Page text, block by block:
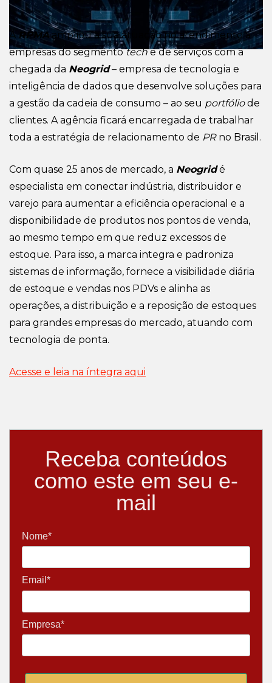
A RPMA ampliou a sua atuação no atendimento a
empresas do segmento tech e de serviços com a
chegada da Neogrid – empresa de tecnologia e
inteligência de dados que desenvolve soluções para
a gestão da cadeia de consumo – ao seu portfólio de
clientes. A agência ficará encarregada de trabalhar
toda a estratégia de relacionamento de PR no Brasil.
Com quase 25 anos de mercado, a Neogrid é
especialista em conectar indústria, distribuidor e
varejo para aumentar a eficiência operacional e a
disponibilidade de produtos nos pontos de venda,
ao mesmo tempo em que reduz excessos de
estoque. Para isso, a marca integra e padroniza
sistemas de informação, fornece a visibilidade diária
de estoque e vendas nos PDVs e alinha as
operações, a distribuição e a reposição de estoques
para grandes empresas do mercado, atuando com
tecnologia de ponta.
Acesse e leia na íntegra aqui
Receba conteúdos
como este em seu e-
mail
Nome*
Email*
Empresa*